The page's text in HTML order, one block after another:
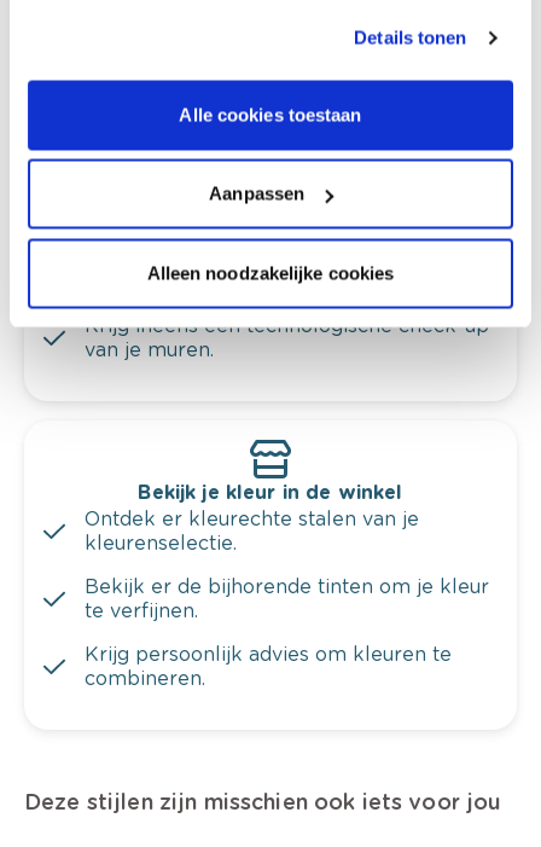
Details tonen
Alle cookies toestaan
Aanpassen
Alleen noodzakelijke cookies
Kleuradvies aan huis
Ga samen met de kleuradviseur door je
en je meubels.
Krijg ineens een technologische check-up
van je muren.
Bekijk je kleur in de winkel
Ontdek er kleurechte stalen van je
kleurenselectie.
Bekijk er de bijhorende tinten om je kleur
te verfijnen.
Krijg persoonlijk advies om kleuren te
combineren.
Deze stijlen zijn misschien ook iets voor jou